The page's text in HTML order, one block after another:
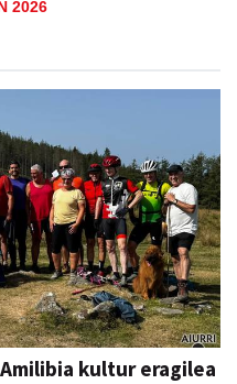
2026
kultur eragilea